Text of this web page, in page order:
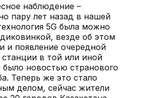
наблюдение –
пару лет назад в нашей
5G была можно
диковинкой, везде об этом
и появление очередной
станции в той или иной
было новостью странового
Теперь же это стало
делом, сейчас жители